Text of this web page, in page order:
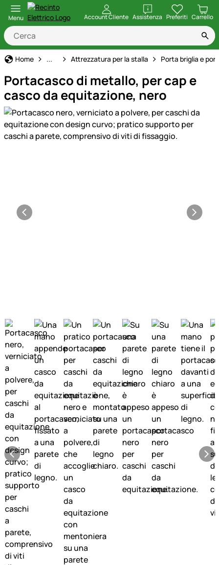
Menu Account Cliente Assistenza
apri Preferiti Carrello
Home Allevamento di Cavalli
... Attrezzatura per la stalla Porta briglia e
Portacasco di metallo, per cap e
casco da equitazione, nero
Galleria prodotti